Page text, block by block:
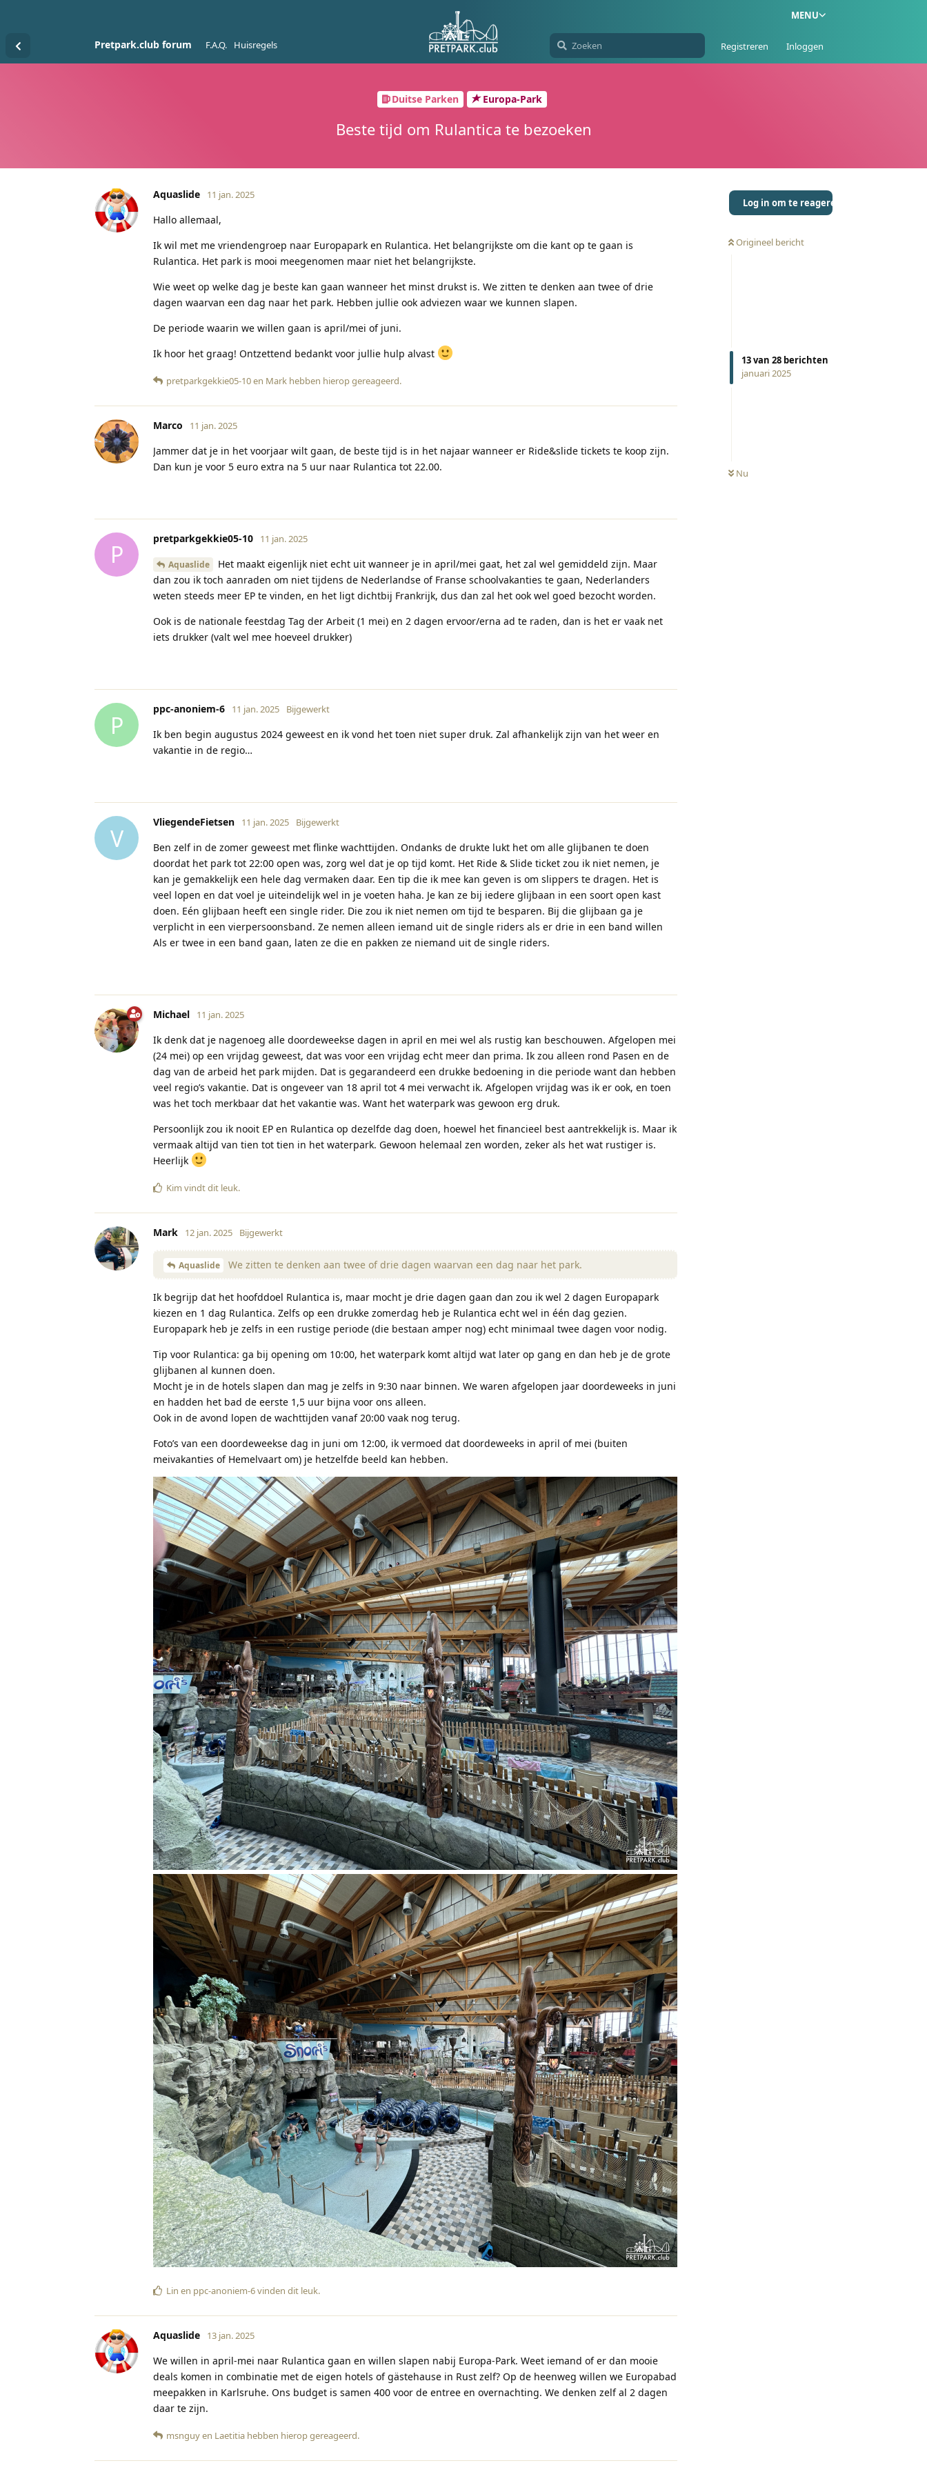
MENU
Pretpark.club forum F.A.Q. Huisregels Registreren Inloggen
Duitse Parken Europa-Park
Beste tijd om Rulantica te bezoeken
Log in om te reageren
Origineel bericht
13van 28 berichten
januari 2025
Nu
Aquaslide 11 jan. 2025
Hallo allemaal,
Ik wil met me vriendengroep naar Europapark en Rulantica. Het belangrijkste om die kant op te gaan is
Rulantica. Het park is mooi meegenomen maar niet het belangrijkste.
Wie weet op welke dag je beste kan gaan wanneer het minst drukst is. We zitten te denken aan twee of drie
dagen waarvan een dag naar het park. Hebben jullie ook adviezen waar we kunnen slapen.
De periode waarin we willen gaan is april/mei of juni.
Ik hoor het graag! Ontzettend bedankt voor jullie hulp alvast
pretparkgekkie05-10en Mark hebben hierop gereageerd.
Marco 11 jan. 2025
Jammer dat je in het voorjaar wilt gaan, de beste tijd is in het najaar wanneer er Ride&slide tickets te koop zijn.
Dan kun je voor 5 euro extra na 5 uur naar Rulantica tot 22.00.
P
pretparkgekkie05-10 11 jan. 2025
Aquaslide
Het maakt eigenlijk niet echt uit wanneer je in april/mei gaat, het zal wel gemiddeld zijn. Maar
dan zou ik toch aanraden om niet tijdens de Nederlandse of Franse schoolvakanties te gaan, Nederlanders
weten steeds meer EP te vinden, en het ligt dichtbij Frankrijk, dus dan zal het ook wel goed bezocht worden.
Ook is de nationale feestdag Tag der Arbeit (1 mei) en 2 dagen ervoor/erna ad te raden, dan is het er vaak net
iets drukker (valt wel mee hoeveel drukker)
P
ppc-anoniem-6 11 jan. 2025 Bijgewerkt
Ik ben begin augustus 2024 geweest en ik vond het toen niet super druk. Zal afhankelijk zijn van het weer en
vakantie in de regio…
V
VliegendeFietsen 11 jan. 2025 Bijgewerkt
Ben zelf in de zomer geweest met flinke wachttijden. Ondanks de drukte lukt het om alle glijbanen te doen
doordat het park tot 22:00 open was, zorg wel dat je op tijd komt. Het Ride & Slide ticket zou ik niet nemen, je
kan je gemakkelijk een hele dag vermaken daar. Een tip die ik mee kan geven is om slippers te dragen. Het is
veel lopen en dat voel je uiteindelijk wel in je voeten haha. Je kan ze bij iedere glijbaan in een soort open kast
doen. Eén glijbaan heeft een single rider. Die zou ik niet nemen om tijd te besparen. Bij die glijbaan ga je
verplicht in een vierpersoonsband. Ze nemen alleen iemand uit de single riders als er drie in een band willen
Als er twee in een band gaan, laten ze die en pakken ze niemand uit de single riders.
Michael 11 jan. 2025
Ik denk dat je nagenoeg alle doordeweekse dagen in april en mei wel als rustig kan beschouwen. Afgelopen mei
(24 mei) op een vrijdag geweest, dat was voor een vrijdag echt meer dan prima. Ik zou alleen rond Pasen en de
dag van de arbeid het park mijden. Dat is gegarandeerd een drukke bedoening in die periode want dan hebben
veel regio’s vakantie. Dat is ongeveer van 18 april tot 4 mei verwacht ik. Afgelopen vrijdag was ik er ook, en toen
was het toch merkbaar dat het vakantie was. Want het waterpark was gewoon erg druk.
Persoonlijk zou ik nooit EP en Rulantica op dezelfde dag doen, hoewel het financieel best aantrekkelijk is. Maar ik
vermaak altijd van tien tot tien in het waterpark. Gewoon helemaal zen worden, zeker als het wat rustiger is.
Heerlijk
Kim vindt dit leuk.
Mark 12 jan. 2025 Bijgewerkt
Aquaslide We zitten te denken aan twee of drie dagen waarvan een dag naar het park.
Ik begrijp dat het hoofddoel Rulantica is, maar mocht je drie dagen gaan dan zou ik wel 2 dagen Europapark
kiezen en 1 dag Rulantica. Zelfs op een drukke zomerdag heb je Rulantica echt wel in één dag gezien.
Europapark heb je zelfs in een rustige periode (die bestaan amper nog) echt minimaal twee dagen voor nodig.
Tip voor Rulantica: ga bij opening om 10:00, het waterpark komt altijd wat later op gang en dan heb je de grote
glijbanen al kunnen doen.
Mocht je in de hotels slapen dan mag je zelfs in 9:30 naar binnen. We waren afgelopen jaar doordeweeks in juni
en hadden het bad de eerste 1,5 uur bijna voor ons alleen.
Ook in de avond lopen de wachttijden vanaf 20:00 vaak nog terug.
Foto’s van een doordeweekse dag in juni om 12:00, ik vermoed dat doordeweeks in april of mei (buiten
meivakanties of Hemelvaart om) je hetzelfde beeld kan hebben.
Lin en ppc-anoniem-6vinden dit leuk.
Aquaslide 13 jan. 2025
We willen in april-mei naar Rulantica gaan en willen slapen nabij Europa-Park. Weet iemand of er dan mooie
deals komen in combinatie met de eigen hotels of gästehause in Rust zelf? Op de heenweg willen we Europabad
meepakken in Karlsruhe. Ons budget is samen 400 voor de entree en overnachting. We denken zelf al 2 dagen
daar te zijn.
msnguyen Laetitia hebben hierop gereageerd.